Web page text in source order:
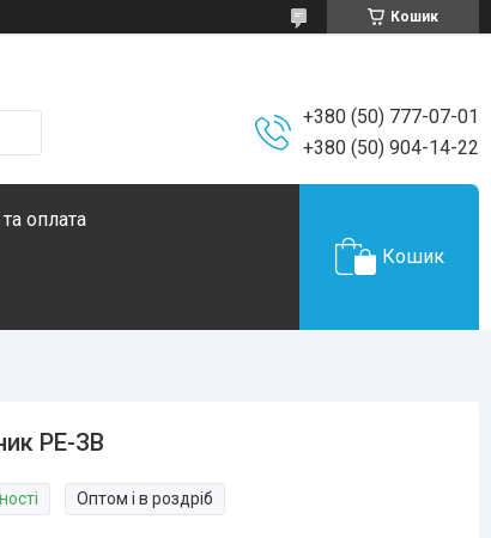
Кошик
+380 (50) 777-07-01
+380 (50) 904-14-22
оплата
Кошик
РЕ-ЗВ
Оптом і в роздріб